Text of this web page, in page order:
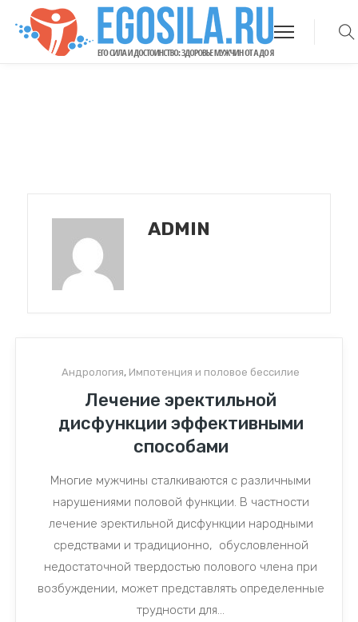
ADMIN
Андрология, Импотенция и половое бессилие
Лечение эректильной
дисфункции эффективными
способами
Многие мужчины сталкиваются с различными
нарушениями половой функции. В частности
лечение эректильной дисфункции народными
средствами и традиционно, обусловленной
недостаточной твердостью полового члена при
возбуждении, может представлять определенные
трудности для...